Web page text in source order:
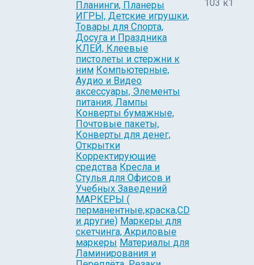
Планинги, Планеры
ИГРЫ, Детские игрушки,
Товары для Спорта,
Досуга и Праздника
КЛЕЙ, Клеевые
пистолеты и стержни к
ним Компьютерные,
Аудио и Видео
аксессуары, Элементы
питания, Лампы
Конверты бумажные,
Почтовые пакеты,
Конверты для денег,
Открытки
Корректирующие
средства Кресла и
Стулья для Офисов и
Учебных Заведений
МАРКЕРЫ (
перманентные,краска,CD
и другие) Маркеры для
скетчинга, Акриловые
маркеры Материалы для
Ламинирования и
103 к1